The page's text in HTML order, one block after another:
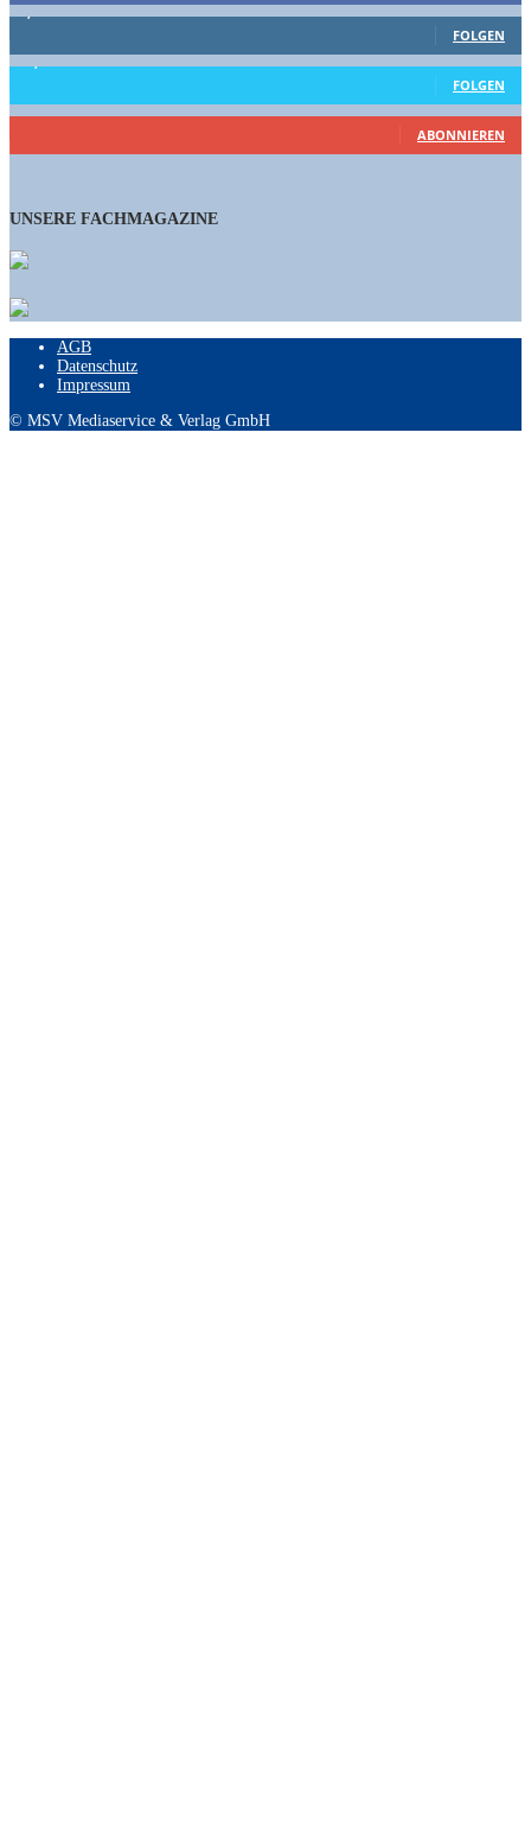
1,662 Follower
FOLGEN
15,658 Follower
FOLGEN
460 Abonnenten
ABONNIEREN
UNSERE FACHMAGAZINE
AGB
Datenschutz
Impressum
© MSV Mediaservice & Verlag GmbH